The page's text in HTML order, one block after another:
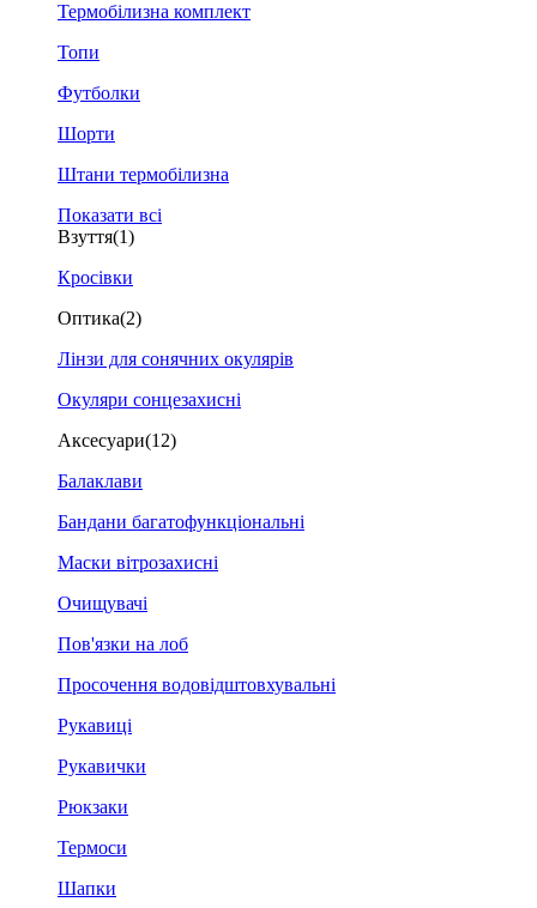
Термобілизна комплект
Топи
Футболки
Шорти
Штани термобілизна
Показати всі
Взуття(1)
Кросівки
Оптика(2)
Лінзи для сонячних окулярів
Окуляри сонцезахисні
Аксесуари(12)
Балаклави
Бандани багатофункціональні
Маски вітрозахисні
Очищувачі
Пов'язки на лоб
Просочення водовідштовхувальні
Рукавиці
Рукавички
Рюкзаки
Термоси
Шапки